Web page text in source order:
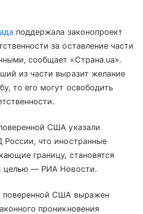
поддержала законопроект
за оставление части
сообщает «Страна.ua».
из части выразит желание
то его могут освободить
США указали
что иностранные
границу, становятся
целью — РИА Новости.
поверенной США выражен
проникновения